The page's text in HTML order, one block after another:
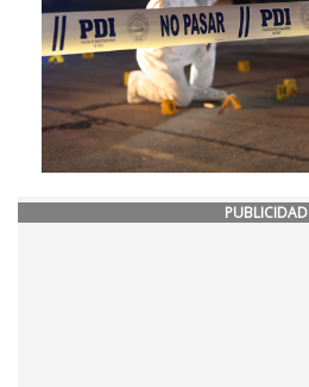
PUBLICIDAD